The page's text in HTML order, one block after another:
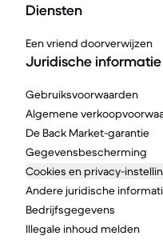
Diensten
Een vriend doorverwijzen
Juridische informatie
Gebruiksvoorwaarden
Algemene
De Back Market-garantie
Gegevensbescherming
Cookies en privacy-
Andere juridische
Bedrijfsgegevens
Illegale inhoud melden